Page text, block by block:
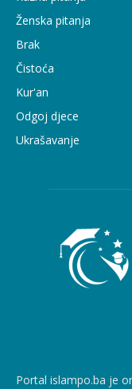
Ženska pitanja
Brak
Čistoća
Kur'an
Odgoj djece
Ukrašavanje
Portal islampo.ba je